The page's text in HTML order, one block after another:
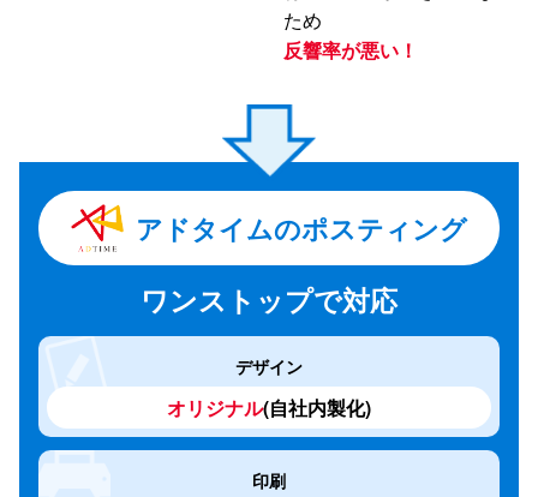
ため
反響率が悪い！
アドタイムのポスティング
デザイン
オリジナル(自社内製化)
印刷